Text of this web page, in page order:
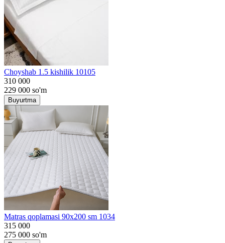
Choyshab 1.5 kishilik 10105
310 000
229 000 so'm
Buyurtma
Matras qoplamasi 90x200 sm 1034
315 000
275 000 so'm